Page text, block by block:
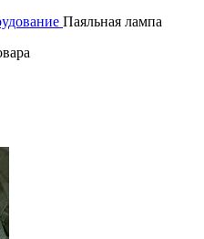
Паяльная лампа